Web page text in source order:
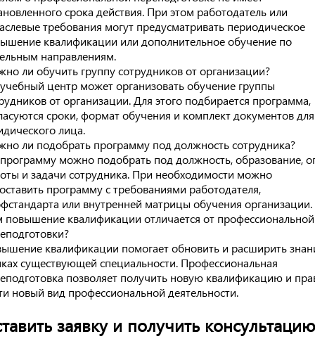
срока действия. При этом работодатель или
требования могут предусматривать периодическое
квалификации или дополнительное обучение по
направлениям.
ли обучить группу сотрудников от организации?
центр может организовать обучение группы
от организации. Для этого подбирается программа,
сроки, формат обучения и комплект документов для
лица.
ли подобрать программу под должность сотрудника?
можно подобрать под должность, образование,
и задачи сотрудника. При необходимости можно
программу с требованиями работодателя,
или внутренней матрицы обучения организации.
квалификации отличается от профессиональной
квалификации помогает обновить и расширить
существующей специальности. Профессиональная
позволяет получить новую квалификацию и
новый вид профессиональной деятельности.
заявку и получить консультацию